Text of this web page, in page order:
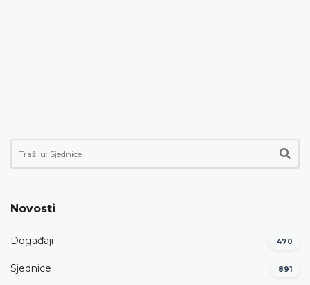
Novosti
Događaji 470
Sjednice 891